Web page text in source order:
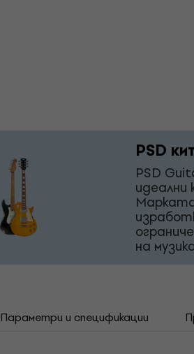
PSD
PSD
идеални
на
Параметри и спецификации